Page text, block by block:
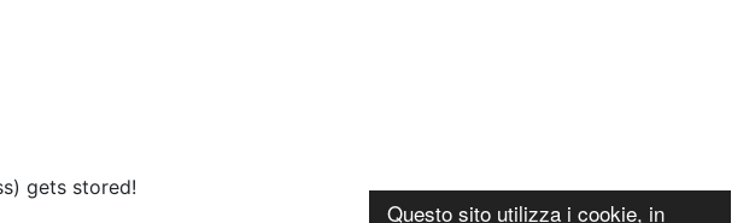
Questo sito utilizza i cookie, in
gets stored!